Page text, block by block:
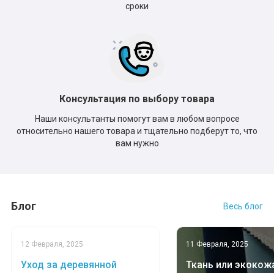
сроки
Консультация по выбору товара
Наши консультанты помогут вам в любом вопросе
относительно нашего товара и тщательно подберут то, что
вам нужно
Блог Весь блог
12 Февраля, 2025
Уход за деревянной
11 Февраля, 2025
Ткань или